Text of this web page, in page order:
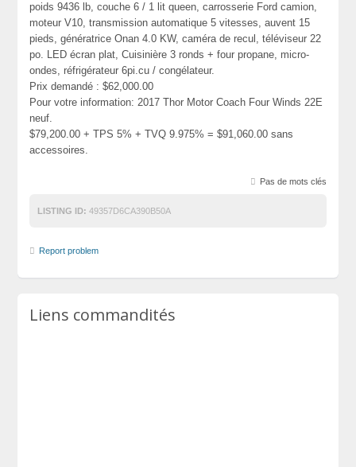
poids 9436 lb, couche 6 / 1 lit queen, carrosserie Ford camion,
moteur V10, transmission automatique 5 vitesses, auvent 15
pieds, génératrice Onan 4.0 KW, caméra de recul, téléviseur 22
po. LED écran plat, Cuisinière 3 ronds + four propane, micro-
ondes, réfrigérateur 6pi.cu / congélateur.
Prix demandé : $62,000.00
Pour votre information: 2017 Thor Motor Coach Four Winds 22E
neuf.
$79,200.00 + TPS 5% + TVQ 9.975% = $91,060.00 sans
accessoires.
Pas de mots clés
LISTING ID: 49357D6CA390B50A
Report problem
Liens commandités